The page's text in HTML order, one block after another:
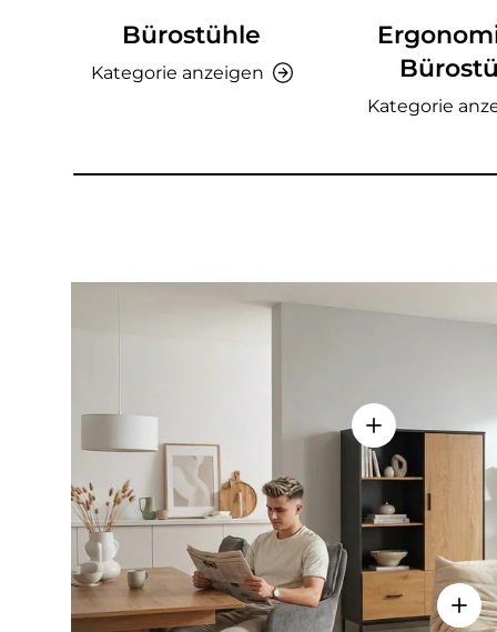
Bürostühle
Kategorie anzeigen
Kategorie
Einzelheiten